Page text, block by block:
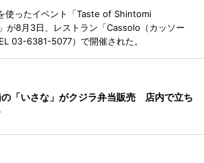
使ったイベント「Taste of Shintomi
が8月3日、レストラン「Cassolo（カッソー
03-6381-5077）で開催された。
「いさな」がクジラ弁当販売 店内で立ち